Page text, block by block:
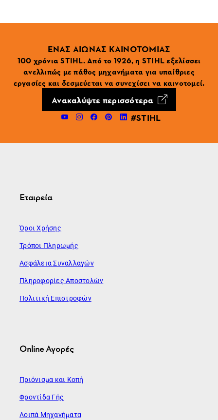
ΕΝΑΣ ΑΙΩΝΑΣ ΚΑΙΝΟΤΟΜΙΑΣ
100 χρόνια STIHL. Από το 1926, η STIHL εξελίσσει
ανελλιπώς με πάθος μηχανήματα για υπαίθριες
εργασίες και δεσμεύεται να συνεχίσει να καινοτομεί.
Ανακαλύψτε περισσότερα
#STIHL
Εταιρεία
Όροι Χρήσης
Τρόποι Πληρωμής
Ασφάλεια Συναλλαγών
Πληροφορίες Αποστολών
Πολιτική Επιστροφών
Online Αγορές
Πριόνισμα και Κοπή
Φροντίδα Γής
Λοιπά Μηχανήματα